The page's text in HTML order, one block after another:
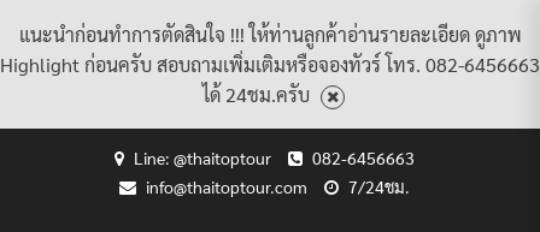
แนะนำก่อนทำการตัดสินใจ !!! ให้ท่านลูกค้าอ่านรายละเอียด ดูภาพ
Highlight ก่อนครับ สอบถามเพิ่มเติมหรือจองทัวร์ โทร. 082-6456663
ได้ 24ชม.ครับ
Line: @thaitoptour
082-6456663
info@thaitoptour.com
7/24ชม.